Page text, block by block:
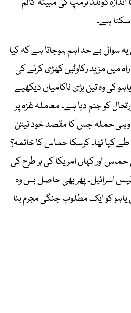
سکتا ہے۔
سوال بے حد اہم ہوجاتا ہے کہ کیا
میں مزید رکاوٹیں کھڑی کرنے کی
کی وہ تین بڑی ناکامیاں دیکھیے
کو جنم دیا ہے۔ معاملہ غزہ پر
وہی حملہ جس کا مقصد خود نیتن
کیا تھا۔ کرسکا حماس کا خاتمہ؟
حماس اور کہاں امریکا کی ہر طرح کی
اسرائیل۔ پھر بھی حاصل بس وہ
کو ایک مطلوب جنگی مجرم بنا